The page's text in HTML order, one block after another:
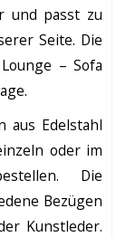
und passt zu
Seite. Die
– Sofa
aus Edelstahl
oder im
Die
Bezügen
Kunstleder.